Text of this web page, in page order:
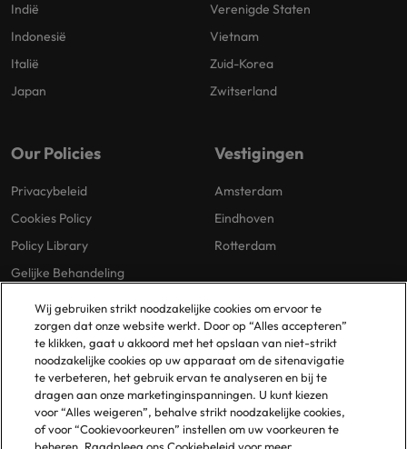
Indië
Indonesië
Italië
Japan
Verenigde Staten
Vietnam
Zuid-Korea
Zwitserland
Our Policies
Privacybeleid
Cookies Policy
Policy Library
Gelijke Behandeling
Vestigingen
Amsterdam
Eindhoven
Rotterdam
© 2025 Robert Walters Plc. All Rights Reserved.
Wij gebruiken strikt noodzakelijke cookies om ervoor te
zorgen dat onze website werkt. Door op “Alles accepteren”
te klikken, gaat u akkoord met het opslaan van niet-strikt
noodzakelijke cookies op uw apparaat om de sitenavigatie
te verbeteren, het gebruik ervan te analyseren en bij te
dragen aan onze marketinginspanningen. U kunt kiezen
voor “Alles weigeren”, behalve strikt noodzakelijke cookies,
of voor “Cookievoorkeuren” instellen om uw voorkeuren te